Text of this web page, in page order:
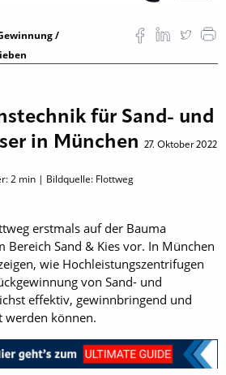
/
für Sand- und
in München
27. Oktober 2022
2 min | Bildquelle: Flottweg
erstmals auf der Bauma
Bereich Sand & Kies vor. In München
wie Hochleistungszentrifugen
von Sand- und
effektiv, gewinnbringend und
werden können.